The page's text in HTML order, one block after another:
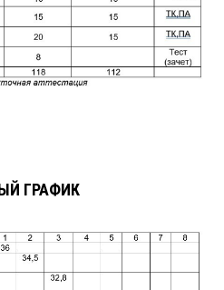
ГРАФИК